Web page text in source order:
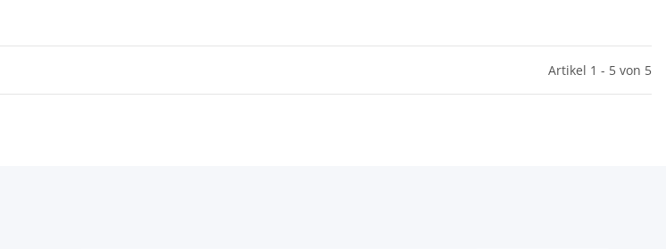
Artikel 1 - 5 von 5